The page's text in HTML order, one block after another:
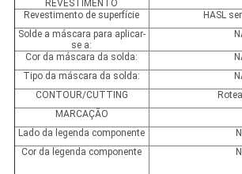
REVESTIMENTO
Revestimento de superfície
HASL
Solde a máscara para aplicar-
se a:
Cor da máscara da solda:
Tipo da máscara da solda:
CONTOUR/CUTTING
MARCAÇÃO
Lado da legenda componente
Cor da legenda componente